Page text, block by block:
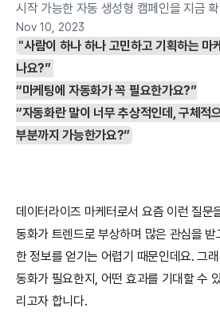
시작 가능한 자동 생성형 캠페인을 지금
Nov 10, 2023
"사람이 하나 하나 고민하고 기획하는 마
나요?”
“마케팅에 자동화가 꼭 필요한가요?”
“자동화란 말이 너무 추상적인데, 구체적
부분까지 가능한가요?”
데이터라이즈 마케터로서 요즘 이런 질문
동화가 트렌드로 부상하며 많은 관심을
한 정보를 얻기는 어렵기 때문인데요. 그
동화가 필요한지, 어떤 효과를 기대할 수
리고자 합니다.